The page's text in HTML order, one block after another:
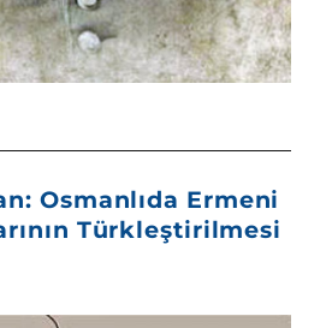
Osmanlıda Ermeni
Türkleştirilmesi